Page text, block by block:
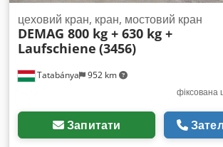
Tatabánya 952 km
цеховий кран, кран, мостовий кран
DEMAG 800 kg + 630 kg +
Laufschiene (3456)
фіксована
Запитати